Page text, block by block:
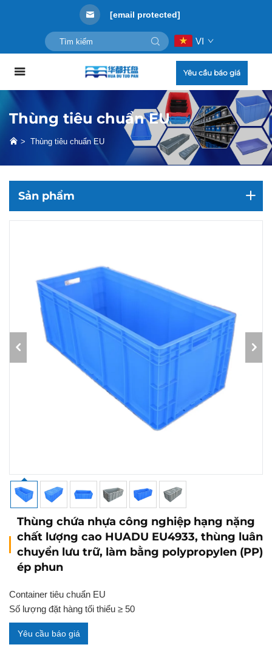
[email protected]
VI
Yêu cầu báo giá
Thùng tiêu chuẩn EU
> Thùng tiêu chuẩn EU
Sản phẩm
Thùng chứa nhựa công nghiệp hạng nặng
chất lượng cao HUADU EU4933, thùng luân
chuyển lưu trữ, làm bằng polypropylen (PP)
ép phun
Container tiêu chuẩn EU
Số lượng đặt hàng tối thiểu ≥ 50
Yêu cầu báo giá